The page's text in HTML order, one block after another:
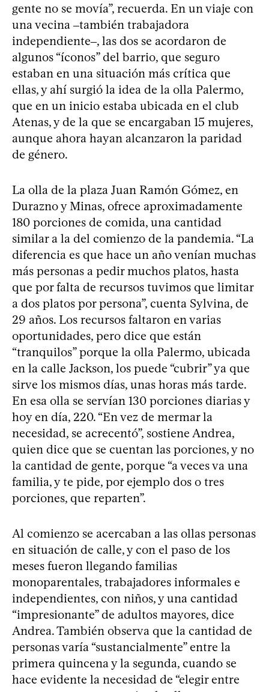
gente no se movía”, recuerda. En un viaje con
una vecina ‒también trabajadora
independiente‒, las dos se acordaron de
algunos “íconos” del barrio, que seguro
estaban en una situación más crítica que
ellas, y ahí surgió la idea de la olla Palermo,
que en un inicio estaba ubicada en el club
Atenas, y de la que se encargaban 15 mujeres,
aunque ahora hayan alcanzaron la paridad
de género.
La olla de la plaza Juan Ramón Gómez, en
Durazno y Minas, ofrece aproximadamente
180 porciones de comida, una cantidad
similar a la del comienzo de la pandemia. “La
diferencia es que hace un año venían muchas
más personas a pedir muchos platos, hasta
que por falta de recursos tuvimos que limitar
a dos platos por persona”, cuenta Sylvina, de
29 años. Los recursos faltaron en varias
oportunidades, pero dice que están
“tranquilos” porque la olla Palermo, ubicada
en la calle Jackson, los puede “cubrir” ya que
sirve los mismos días, unas horas más tarde.
En esa olla se servían 130 porciones diarias y
hoy en día, 220. “En vez de mermar la
necesidad, se acrecentó”, sostiene Andrea,
quien dice que se cuentan las porciones, y no
la cantidad de gente, porque “a veces va una
familia, y te pide, por ejemplo dos o tres
porciones, que reparten”.
Al comienzo se acercaban a las ollas personas
en situación de calle, y con el paso de los
meses fueron llegando familias
monoparentales, trabajadores informales e
independientes, con niños, y una cantidad
“impresionante” de adultos mayores, dice
Andrea. También observa que la cantidad de
personas varía “sustancialmente” entre la
primera quincena y la segunda, cuando se
hace evidente la necesidad de “elegir entre